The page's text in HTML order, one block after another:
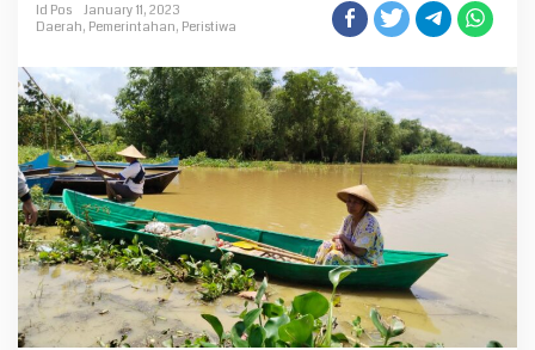
(KemenPUPR)
serta
Balai
(BBWS)
menyusuri
banjir
di
Id Pos
January 11, 2023
Daerah, Pemerintahan, Peristiwa